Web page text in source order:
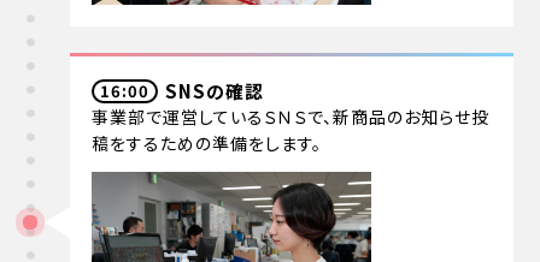
16:00 SNSの確認
事業部で運営しているＳＮＳで、新商品のお知らせ投
稿をするための準備をします。